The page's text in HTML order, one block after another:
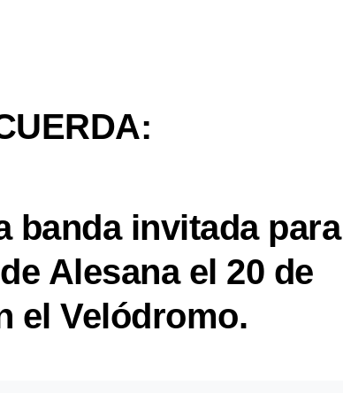
banda invitada para
Alesana el 20 de
el Velódromo.